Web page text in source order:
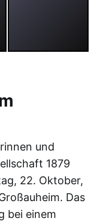
und
1879
22. Oktober,
Das
bei einem